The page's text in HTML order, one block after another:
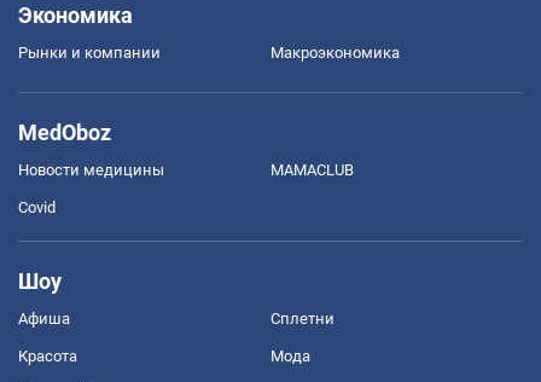
Экономика
Рынки и компании Mакроэкономика
MedOboz
Новости медицины MAMACLUB
Covid
Шоу
Афиша Сплетни
Красота Мода